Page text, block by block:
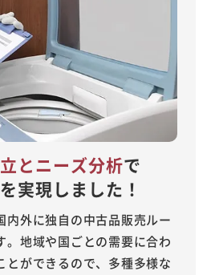
とニーズ分析で
実現しました！
内外に独自の中古品販売ルー
。地域や国ごとの需要に合わ
とができるので、多種多様な